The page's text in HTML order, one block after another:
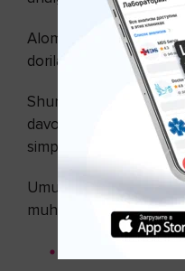
Alomatlarni
dorilarni epidural
Shuni yodda tutish
davolaydigan dorilar
simptomlarni
Umurtqalarning
muhim rol o'ynaydi: